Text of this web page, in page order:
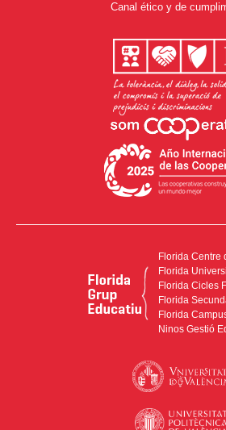
Canal ético y de
Florida Centre
Florida
Florida Cicles
Florida
Florida
Ninos Gestió